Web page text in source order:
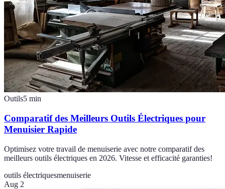
Outils5 min
Comparatif des Meilleurs Outils Électriques pour
Menuisier Rapide
Optimisez votre travail de menuiserie avec notre comparatif des
meilleurs outils électriques en 2026. Vitesse et efficacité garanties!
outils électriquesmenuiserie
Aug 2